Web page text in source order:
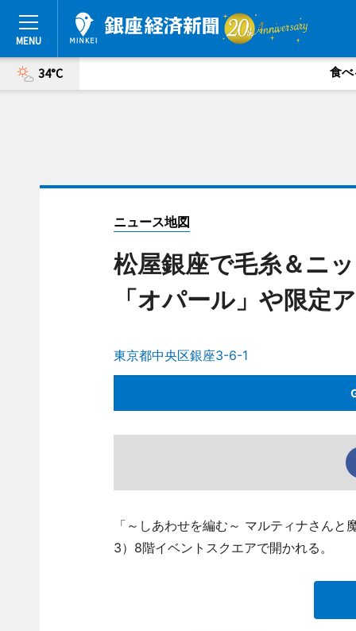
34°C 食べ
ニュース地図
松屋銀座で毛糸＆ニ
「オパール」や限定
東京都中央区銀座3-6-1
「～しあわせを編む～ マルティナさん
3）8階イベントスクエアで開かれる。